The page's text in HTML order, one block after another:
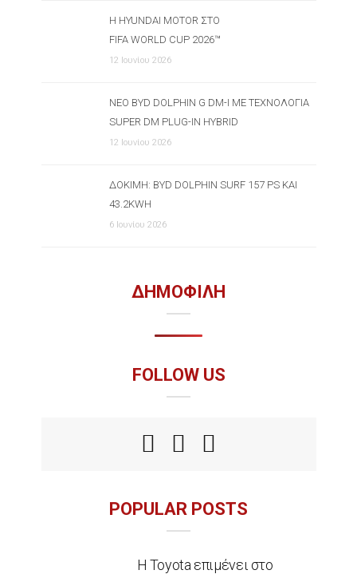
Η HYUNDAI MOTOR ΣΤΟ
FIFA WORLD CUP 2026™
12 Ιουνίου 2026
ΝΈΟ BYD DOLPHIN G DM-I ΜΕ ΤΕΧΝΟΛΟΓΊΑ
SUPER DM PLUG-IN HYBRID
12 Ιουνίου 2026
ΔΟΚΙΜΉ: BYD DOLPHIN SURF 157 PS ΚΑΙ
43.2KWH
6 Ιουνίου 2026
ΔΗΜΟΦΙΛΗ
FOLLOW US
POPULAR POSTS
Η Toyota επιμένει στο